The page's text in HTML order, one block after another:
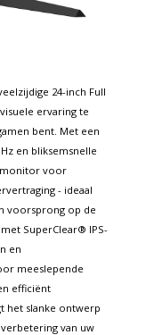
24-inch Full
ervaring te
bent. Met een
en bliksemsnelle
monitor voor
- ideaal
voorsprong op de
SuperClear® IPS-
en
meeslepende
efficiënt
het slanke ontwerp
van uw